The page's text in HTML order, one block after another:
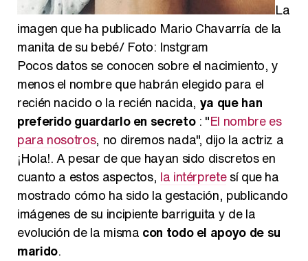
La
imagen que ha publicado Mario Chavarría de la
manita de su bebé/ Foto: Instgram
Pocos datos se conocen sobre el nacimiento, y
menos el nombre que habrán elegido para el
recién nacido o la recién nacida, ya que han
preferido guardarlo en secreto: "El nombre es
para nosotros, no diremos nada", dijo la actriz a
¡Hola!. A pesar de que hayan sido discretos en
cuanto a estos aspectos, la intérpretesí que ha
mostrado cómo ha sido la gestación, publicando
imágenes de su incipiente barriguita y de la
evolución de la misma con todo el apoyo de su
marido.